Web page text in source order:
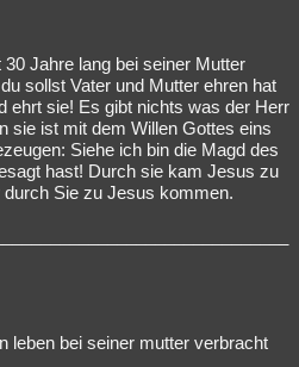
Jahre lang bei seiner Mutter
sollst Vater und Mutter ehren hat
ehrt sie! Es gibt nichts was der Herr
sie ist mit dem Willen Gottes eins
Siehe ich bin die Magd des
hast! Durch sie kam Jesus zu
Sie zu Jesus kommen.
leben bei seiner mutter verbracht